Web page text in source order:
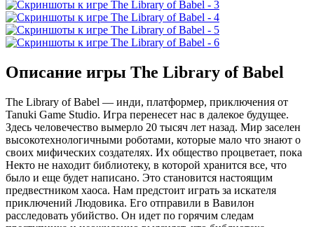
Описание игры The Library of Babel
The Library of Babel — инди, платформер, приключения от
Tanuki Game Studio. Игра перенесет нас в далекое будущее.
Здесь человечество вымерло 20 тысяч лет назад. Мир заселен
высокотехнологичными роботами, которые мало что знают о
своих мифических создателях. Их общество процветает, пока
Некто не находит библиотеку, в которой хранится все, что
было и еще будет написано. Это становится настоящим
предвестником хаоса. Нам предстоит играть за искателя
приключений Людовика. Его отправили в Вавилон
расследовать убийство. Он идет по горячим следам